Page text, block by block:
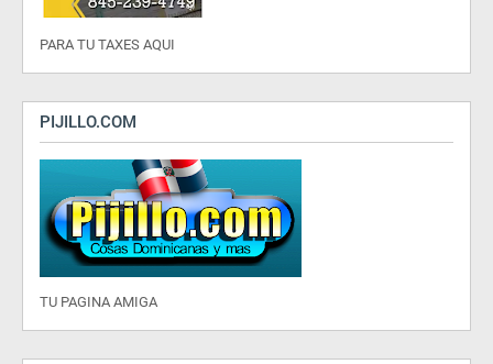
PARA TU TAXES AQUI
PIJILLO.COM
TU PAGINA AMIGA